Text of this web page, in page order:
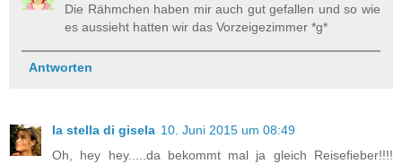
Die Rähmchen haben mir auch gut gefallen und so wie
es aussieht hatten wir das Vorzeigezimmer *g*
Antworten
la stella di gisela 10. Juni 2015 um 08:49
Oh, hey hey.....da bekommt mal ja gleich Reisefieber!!!!